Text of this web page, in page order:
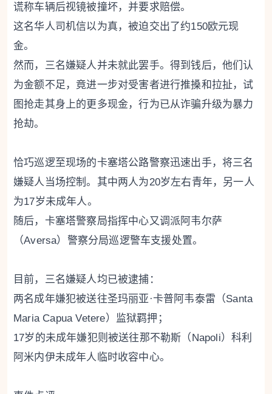
谎称车辆后视镜被撞坏，并要求赔偿。
这名华人司机信以为真，被迫交出了约150欧元现
金。
然而，三名嫌疑人并未就此罢手。得到钱后，他们认
为金额不足，竟进一步对受害者进行推搡和拉扯，试
图抢走其身上的更多现金，行为已从诈骗升级为暴力
抢劫。
恰巧巡逻至现场的卡塞塔公路警察迅速出手，将三名
嫌疑人当场控制。其中两人为20岁左右青年，另一人
为17岁未成年人。
随后，卡塞塔警察局指挥中心又调派阿韦尔萨
（Aversa）警察分局巡逻警车支援处置。
目前，三名嫌疑人均已被逮捕：
两名成年嫌犯被送往圣玛丽亚·卡普阿韦泰雷（Santa
Maria Capua Vetere）监狱羁押；
17岁的未成年嫌犯则被送往那不勒斯（Napoli）科利
阿米内伊未成年人临时收容中心。